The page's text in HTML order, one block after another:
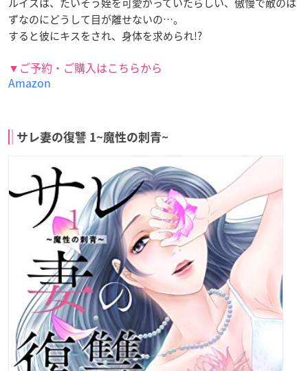
ずなのにどうして目が離せないの…。
すると彼にキスをされ、身体を求められ!?
▼ご予約・ご購入はこちらから
Amazon
サレ妻の復讐 1~魔性の刺青~